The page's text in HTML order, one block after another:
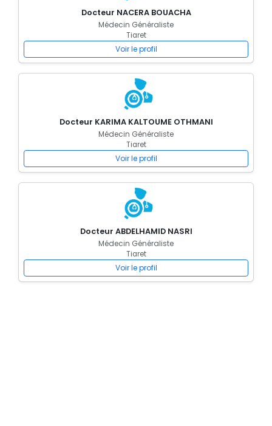
Docteur NACERA BOUACHA
Médecin Généraliste
Tiaret
Voir le profil
Docteur KARIMA KALTOUME OTHMANI
Médecin Généraliste
Tiaret
Voir le profil
Docteur ABDELHAMID NASRI
Médecin Généraliste
Tiaret
Voir le profil